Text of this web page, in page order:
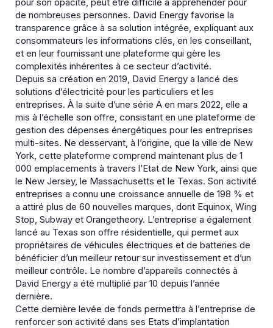
pour son opacité, peut être difficile à appréhender pour
de nombreuses personnes. David Energy favorise la
transparence grâce à sa solution intégrée, expliquant aux
consommateurs les informations clés, en les conseillant,
et en leur fournissant une plateforme qui gère les
complexités inhérentes à ce secteur d’activité.
Depuis sa création en 2019, David Energy a lancé des
solutions d’électricité pour les particuliers et les
entreprises. À la suite d’une série A en mars 2022, elle a
mis à l’échelle son offre, consistant en une plateforme de
gestion des dépenses énergétiques pour les entreprises
multi-sites. Ne desservant, à l’origine, que la ville de New
York, cette plateforme comprend maintenant plus de 1
000 emplacements à travers l’Etat de New York, ainsi que
le New Jersey, le Massachusetts et le Texas. Son activité
entreprises a connu une croissance annuelle de 198 % et
a attiré plus de 60 nouvelles marques, dont Equinox, Wing
Stop, Subway et Orangetheory. L’entreprise a également
lancé au Texas son offre résidentielle, qui permet aux
propriétaires de véhicules électriques et de batteries de
bénéficier d’un meilleur retour sur investissement et d’un
meilleur contrôle. Le nombre d’appareils connectés à
David Energy a été multiplié par 10 depuis l’année
dernière.
Cette dernière levée de fonds permettra à l’entreprise de
renforcer son activité dans ses Etats d’implantation